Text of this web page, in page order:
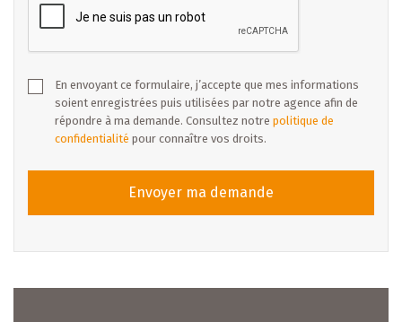
En envoyant ce formulaire, j’accepte que mes informations
soient enregistrées puis utilisées par notre agence afin de
répondre à ma demande. Consultez notre politique de
confidentialité pour connaître vos droits.
Envoyer ma demande